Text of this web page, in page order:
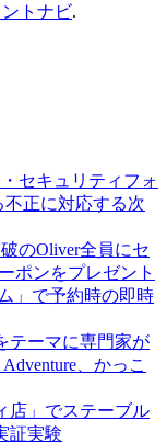
トナビ.
セキュリティフォ
不正に対応する次
のOliver全員にセ
ポンをプレゼント
」で予約時の即時
テーマに専門家が
、かっこ
店」でステーブル
証実験